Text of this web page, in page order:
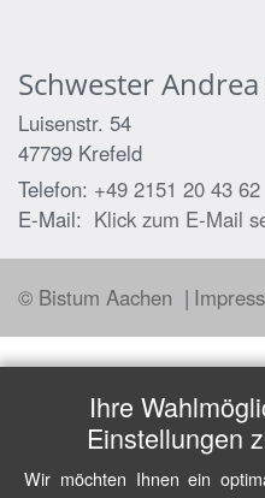
SchwesterAndrea
Luisenstr. 54
47799 Krefeld
Telefon: +49 2151 20 43 62
E-Mail: Klick zum E-Mail
© Bistum Aachen
Ihre
Einstellungen
Wir möchten Ihnen ein